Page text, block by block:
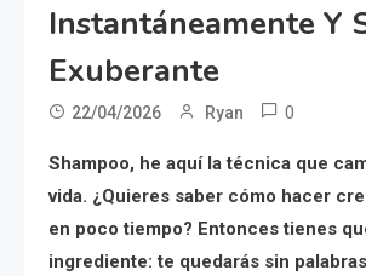
Instantáneamente Y
Exuberante
22/04/2026 Ryan 0
Shampoo, he aquí la técnica que
vida. ¿Quieres saber cómo hacer
en poco tiempo? Entonces tienes
ingrediente: te quedarás sin